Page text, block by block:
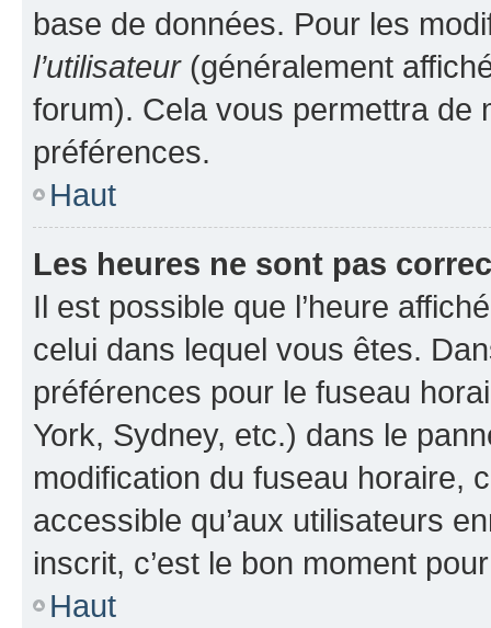
base de données. Pour les
l’utilisateur(généralement
forum). Cela vous permettra de
préférences.
Haut
Les heures ne sont pas
Il est possible que l’heure
celui dans lequel vous êtes.
préférences pour le fuseau
York, Sydney, etc.) dans le
modification du fuseau horaire,
accessible qu’aux utilisateurs
inscrit, c’est le bon moment
Haut